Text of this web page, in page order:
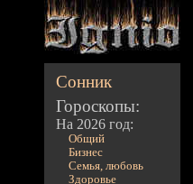
Сонник
Гороскопы:
На 2026 год:
Общий
Бизнес
Семья, любовь
Здоровье